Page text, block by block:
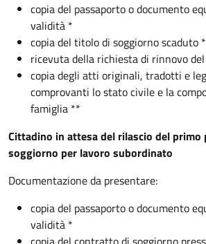
copia del passaporto o documento
validità *
copia del titolo di soggiorno scaduto *
ricevuta della richiesta di rinnovo
copia degli atti originali, tradotti e
comprovanti lo stato civile e la
famiglia **
Cittadino in attesa del rilascio del primo
soggiorno per lavoro subordinato
Documentazione da presentare:
copia del passaporto o documento
validità *